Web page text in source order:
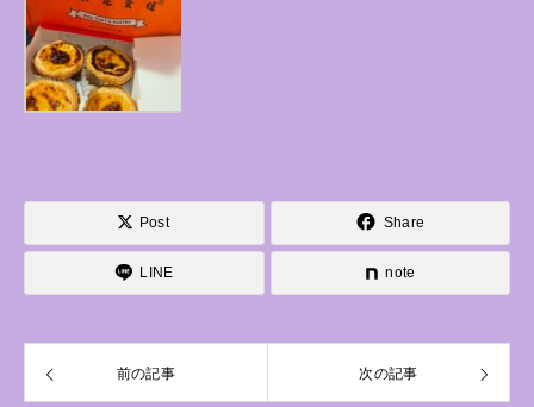
Post Share
LINE note
前の記事 次の記事